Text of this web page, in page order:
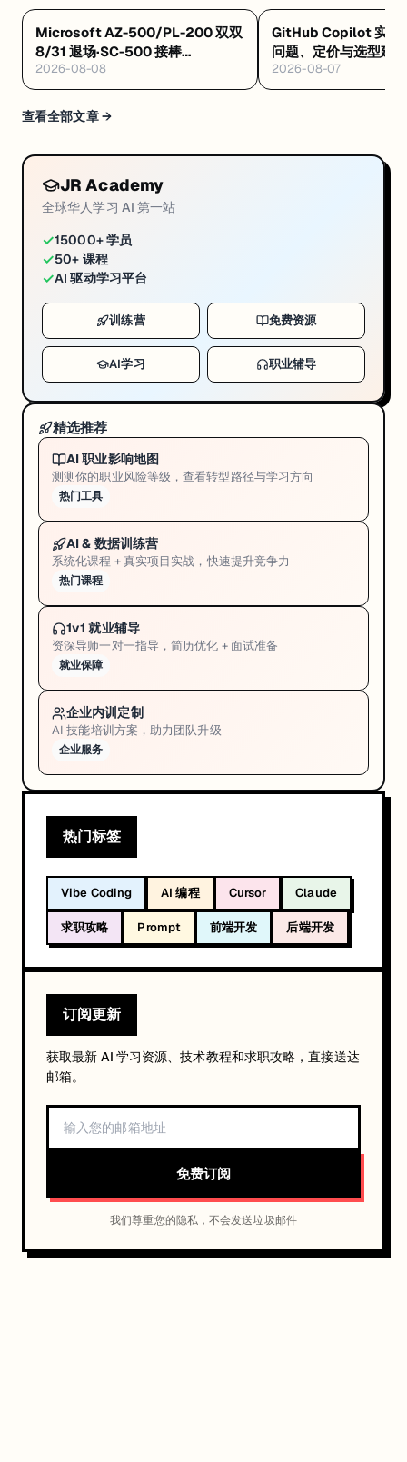
Microsoft AZ-500/PL-200 双双
8/31 退场·SC-500 接棒
·Databricks GenAI 工程认证解析
·Google GEAR 免费 AI 课
2026-08-08
GitHub Copilot 实战
问题、定价与选型建议
2026-08-07
查看全部文章 →
JR Academy
全球华人学习 AI 第一站
✓15000+ 学员
✓50+ 课程
✓AI 驱动学习平台
训练营 免费资源
AI学习 职业辅导
精选推荐
AI 职业影响地图
测测你的职业风险等级，查看转型路径与学习方向
热门工具
AI & 数据训练营
系统化课程 + 真实项目实战，快速提升竞争力
热门课程
1v1 就业辅导
资深导师一对一指导，简历优化 + 面试准备
就业保障
企业内训定制
AI 技能培训方案，助力团队升级
企业服务
热门标签
Vibe Coding AI 编程 Cursor Claude
求职攻略 Prompt 前端开发 后端开发
订阅更新
获取最新 AI 学习资源、技术教程和求职攻略，直接送达
邮箱。
免费订阅
我们尊重您的隐私，不会发送垃圾邮件